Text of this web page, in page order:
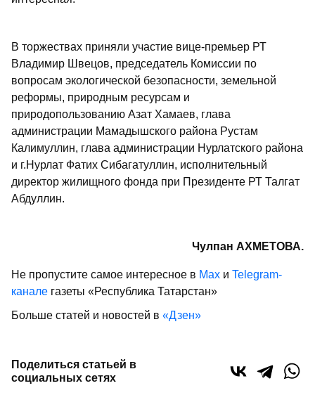
В торжествах приняли участие вице-премьер РТ
Владимир Швецов, председатель Комиссии по
вопросам экологической безопасности, земельной
реформы, природным ресурсам и
природопользованию Азат Хамаев, глава
администрации Мамадышского района Рустам
Калимуллин, глава администрации Нурлатского района
и г.Нурлат Фатих Сибагатуллин, исполнительный
директор жилищного фонда при Президенте РТ Талгат
Абдуллин.
Чулпан АХМЕТОВА.
Не пропустите самое интересное в Max и Telegram-
канале газеты «Республика Татарстан»
Больше статей и новостей в «Дзен»
Поделиться статьей в
социальных сетях